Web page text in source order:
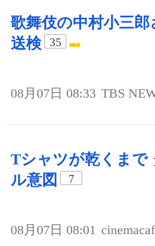
歌舞伎の中村小三郎
送検
35
08月07日 08:33 TBS
Tシャツが乾くまで
ル意図
7
08月07日 08:01